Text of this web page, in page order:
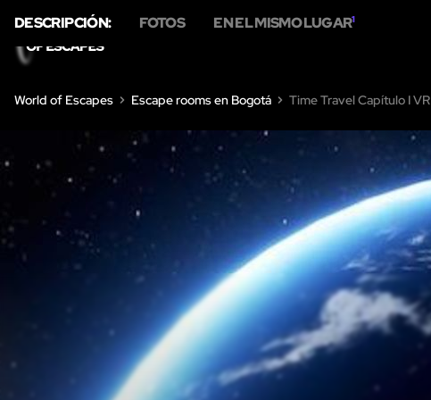
World of Escapes Escape rooms en Bogotá Time Travel Capítulo I VR
DESCRIPCIÓN: FOTOS EN EL MISMO LUGAR1